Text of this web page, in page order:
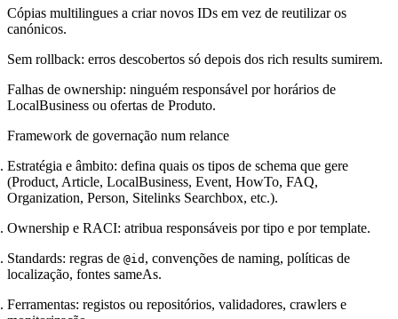
Cópias multilingues a criar novos IDs em vez de reutilizar os
canónicos.
Sem rollback: erros descobertos só depois dos rich results sumirem.
Falhas de ownership: ninguém responsável por horários de
LocalBusiness ou ofertas de Produto.
Framework de governação num relance
Estratégia e âmbito: defina quais os tipos de schema que gere
(Product, Article, LocalBusiness, Event, HowTo, FAQ,
Organization, Person, Sitelinks Searchbox, etc.).
Ownership e RACI: atribua responsáveis por tipo e por template.
Standards: regras de @id , convenções de naming, políticas de
localização, fontes sameAs.
Ferramentas: registos ou repositórios, validadores, crawlers e